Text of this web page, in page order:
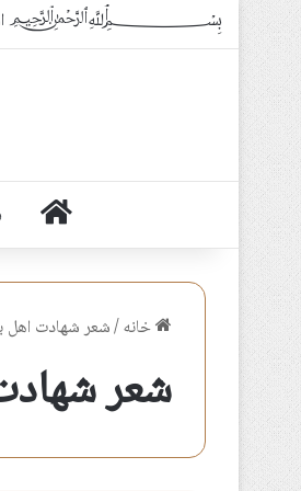
﷽ امروز: پنجشنبه ۱۵
خانه
خانه/شعر شهادت
شعر